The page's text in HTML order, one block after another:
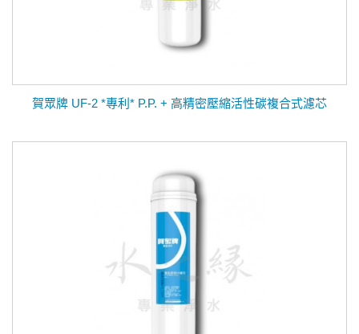
賀眾牌 UF-2 *專利* P.P. + 高精密壓縮活性碳複合式濾芯